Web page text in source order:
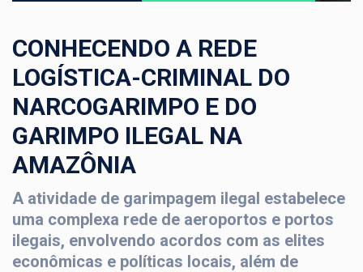
CONHECENDO A REDE
LOGÍSTICA-CRIMINAL DO
NARCOGARIMPO E DO
GARIMPO ILEGAL NA
AMAZÔNIA
A atividade de garimpagem ilegal estabelece
uma complexa rede de aeroportos e portos
ilegais, envolvendo acordos com as elites
econômicas e políticas locais, além de